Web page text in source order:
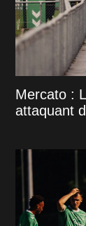
Mercato :
attaquant